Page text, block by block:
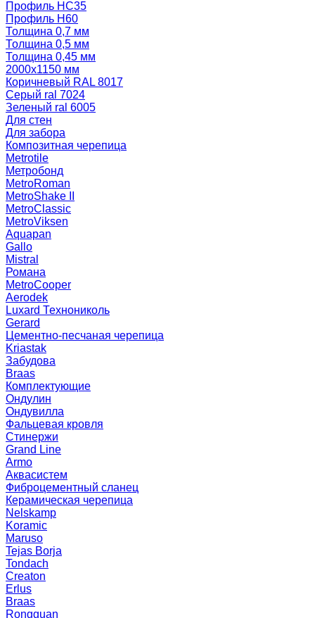
Профиль НС35
Профиль Н60
Толщина 0,7 мм
Толщина 0,5 мм
Толщина 0,45 мм
2000х1150 мм
Коричневый RAL 8017
Серый ral 7024
Зеленый ral 6005
Для стен
Для забора
Композитная черепица
Metrotile
Метробонд
MetroRoman
MetroShake II
MetroClassic
MetroViksen
Aquapan
Gallo
Mistral
Романа
MetroCooper
Aerodek
Luxard Технониколь
Gerard
Цементно-песчаная черепица
Kriastak
Забудова
Braas
Комплектующие
Ондулин
Ондувилла
Фальцевая кровля
Стинержи
Grand Line
Armo
Аквасистем
Фиброцементный сланец
Керамическая черепица
Nelskamp
Koramic
Maruso
Tejas Borja
Tondach
Creaton
Erlus
Braas
Rongguan